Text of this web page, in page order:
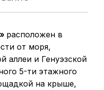
расположен в
от моря,
аллеи и Генуэзской
5-ти этажного
на крыше,